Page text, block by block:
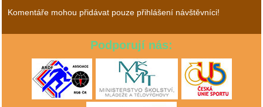
Komentáře mohou přidávat pouze přihlášení návštěvníci!
Podporují nás: